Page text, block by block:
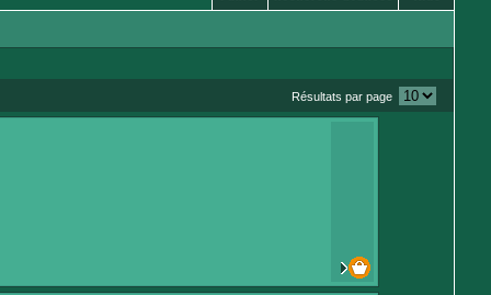
Résultats par page